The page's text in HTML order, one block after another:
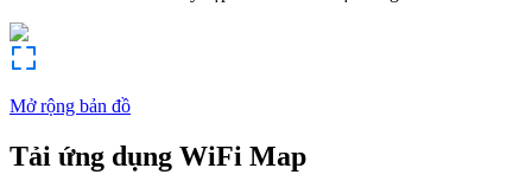
Mở rộng bản đồ
Tải ứng dụng WiFi Map